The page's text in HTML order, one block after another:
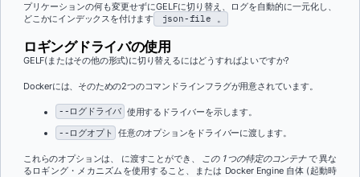
プリケーションの何も変更せずにGELFに切り替え、ログを自動的に一元化し、
どこかにインデックスを付けます
json-file 。
ロギングドライバの使用
GELF(またはその他の形式)に切り替えるにはどうすればよいですか?
Dockerには、そのための2つのコマンドラインフラグが用意されています。
--ログドライバ 使用するドライバーを示します。
--ログオプト 任意のオプションをドライバーに渡します。
これらのオプションは、 に渡すことができ、 この 1 つの特定のコンテナで 異な
るロギング・メカニズムを使用すること、または Docker Engine 自体 (起動時